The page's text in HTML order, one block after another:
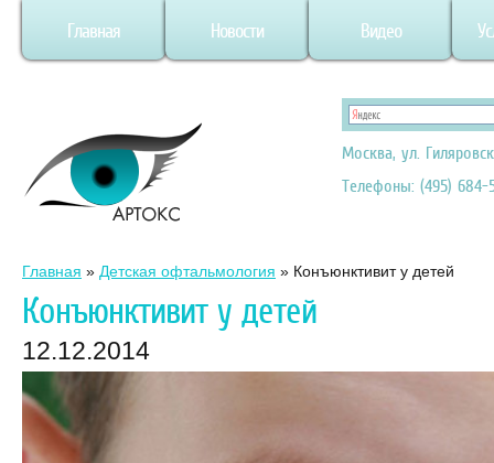
Главная Новости Видео
Москва, ул.
Телефоны: (495) 684-
Главная » Детская офтальмология » Конъюнктивит у детей
Конъюнктивит у детей
12.12.2014